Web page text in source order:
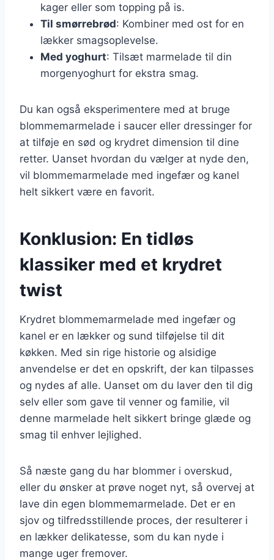
kager eller som topping på is.
Til smørrebrød: Kombiner med ost for en
lækker smagsoplevelse.
Med yoghurt: Tilsæt marmelade til din
morgenyoghurt for ekstra smag.
Du kan også eksperimentere med at bruge
blommemarmelade i saucer eller dressinger for
at tilføje en sød og krydret dimension til dine
retter. Uanset hvordan du vælger at nyde den,
vil blommemarmelade med ingefær og kanel
helt sikkert være en favorit.
Konklusion: En tidløs
klassiker med et krydret
twist
Krydret blommemarmelade med ingefær og
kanel er en lækker og sund tilføjelse til dit
køkken. Med sin rige historie og alsidige
anvendelse er det en opskrift, der kan tilpasses
og nydes af alle. Uanset om du laver den til dig
selv eller som gave til venner og familie, vil
denne marmelade helt sikkert bringe glæde og
smag til enhver lejlighed.
Så næste gang du har blommer i overskud,
eller du ønsker at prøve noget nyt, så overvej at
lave din egen blommemarmelade. Det er en
sjov og tilfredsstillende proces, der resulterer i
en lækker delikatesse, som du kan nyde i
mange uger fremover.